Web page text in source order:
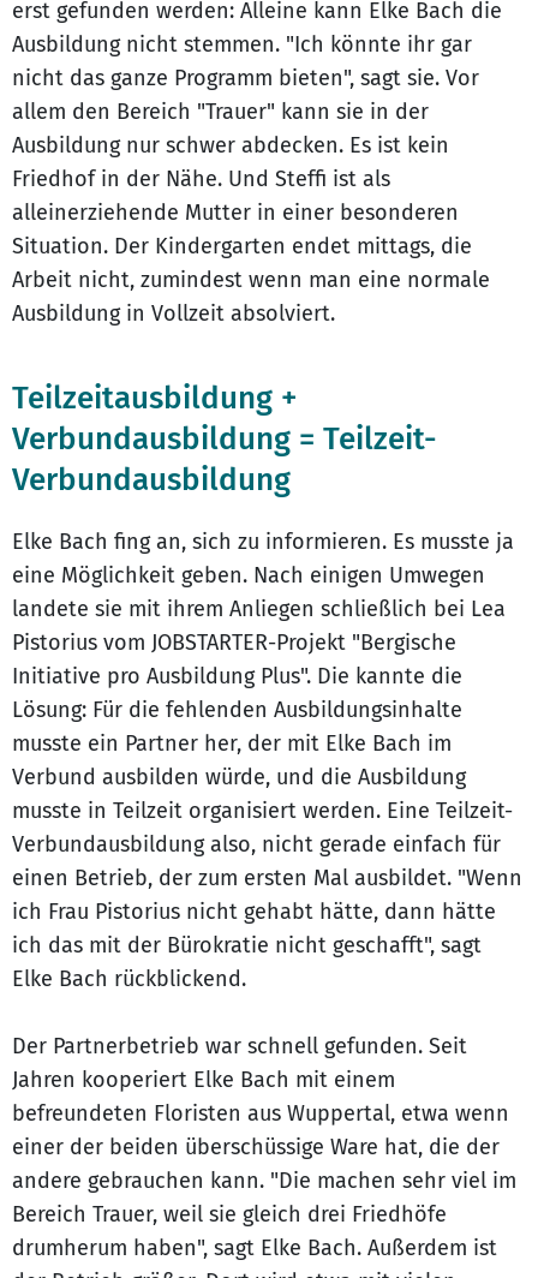
erst gefunden werden: Alleine kann Elke Bach die
Ausbildung nicht stemmen. "Ich könnte ihr gar
nicht das ganze Programm bieten", sagt sie. Vor
allem den Bereich "Trauer" kann sie in der
Ausbildung nur schwer abdecken. Es ist kein
Friedhof in der Nähe. Und Steffi ist als
alleinerziehende Mutter in einer besonderen
Situation. Der Kindergarten endet mittags, die
Arbeit nicht, zumindest wenn man eine normale
Ausbildung in Vollzeit absolviert.
Teilzeitausbildung +
Verbundausbildung = Teilzeit-
Verbundausbildung
Elke Bach fing an, sich zu informieren. Es musste ja
eine Möglichkeit geben. Nach einigen Umwegen
landete sie mit ihrem Anliegen schließlich bei Lea
Pistorius vom JOBSTARTER-Projekt "Bergische
Initiative pro Ausbildung Plus". Die kannte die
Lösung: Für die fehlenden Ausbildungsinhalte
musste ein Partner her, der mit Elke Bach im
Verbund ausbilden würde, und die Ausbildung
musste in Teilzeit organisiert werden. Eine Teilzeit-
Verbundausbildung also, nicht gerade einfach für
einen Betrieb, der zum ersten Mal ausbildet. "Wenn
ich Frau Pistorius nicht gehabt hätte, dann hätte
ich das mit der Bürokratie nicht geschafft", sagt
Elke Bach rückblickend.
Der Partnerbetrieb war schnell gefunden. Seit
Jahren kooperiert Elke Bach mit einem
befreundeten Floristen aus Wuppertal, etwa wenn
einer der beiden überschüssige Ware hat, die der
andere gebrauchen kann. "Die machen sehr viel im
Bereich Trauer, weil sie gleich drei Friedhöfe
drumherum haben", sagt Elke Bach. Außerdem ist